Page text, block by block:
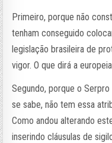
Primeiro, porque não
tenham conseguido
legislação brasileira de
vigor. O que dirá a
Segundo, porque o
se sabe, não tem essa
Como andou alterando
inserindo cláusulas de